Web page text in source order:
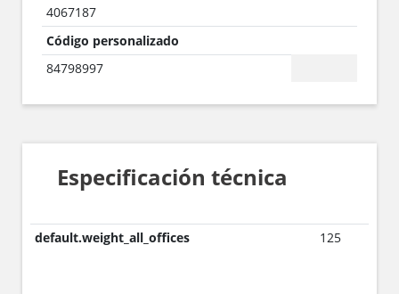
4067187
Código personalizado
84798997
Especificación técnica
default.weight_all_offices 125